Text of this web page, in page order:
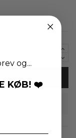
og...
KØB! ❤️